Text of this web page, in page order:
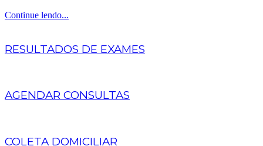
Continue lendo...
RESULTADOS DE EXAMES
AGENDAR CONSULTAS
COLETA DOMICILIAR